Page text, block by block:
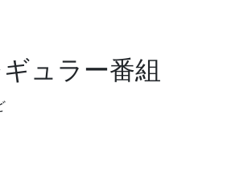
ュラー番組